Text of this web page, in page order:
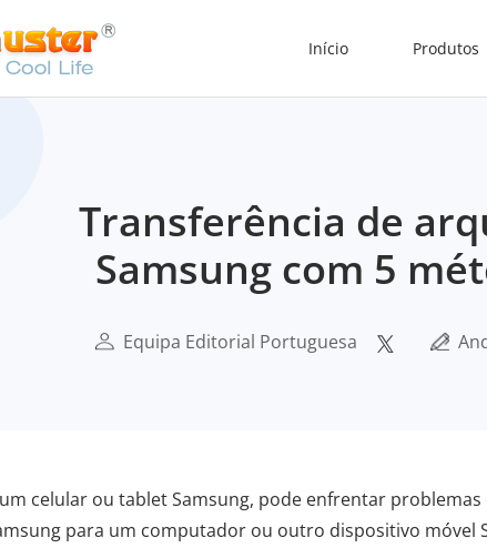
Início Produtos
Transferência de
Samsung com 5
Equipa Editorial Portuguesa
celular ou tablet Samsung, pode enfrentar
para um computador ou outro dispositivo móvel